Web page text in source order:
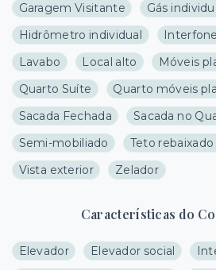
Garagem Visitante
Gás
Hidrômetro individual
Interfone
Lavabo
Local alto
Móveis
Quarto Suíte
Quarto móveis
Sacada Fechada
Sacada no
Semi-mobiliado
Teto
Vista exterior
Zelador
Características do
Elevador Elevador social